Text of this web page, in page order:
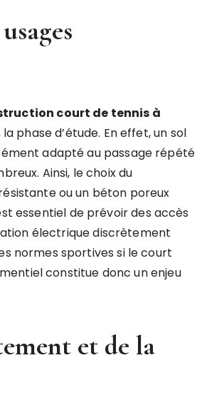
court de tennis à
phase d’étude. En effet, un sol
adapté au passage répété
Ainsi, le choix du
ou un béton poreux
essentiel de prévoir des accès
électrique discrètement
normes sportives si le court
constitue donc un enjeu
et de la